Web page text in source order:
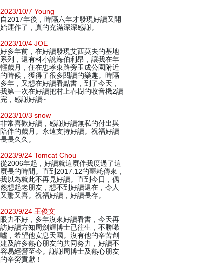
2023/10/7 Young
自2017年後，時隔六年才發現好讀又開
始運作了，真的充滿深深感謝。
2023/10/4 JOE
好多年前，在好讀發現艾西莫夫的基地
系列，還有科小說海伯利昂，讓我在年
輕歲月，住在忠孝東路旁玉成公園附近
的時候，獲得了很多閱讀的樂趣。時隔
多年，又想在好讀看點書，到了今天，
我第一次在好讀把村上春樹的收音機2讀
完，感謝好讀~
2023/10/3 snow
非常喜歡好讀，感謝好讀無私的付出與
陪伴的歲月。永遠支持好讀。祝福好讀
長長久久。
2023/9/24 Tomcat Chou
從2006年起，好讀就這麼伴我度過了這
麼長的時間。直到2017.12的噩耗傳來，
我以為就此不再見好讀。直到今日，偶
然想起老朋友，想不到好讀還在，令人
又驚又喜。祝福好讀，好讀長存。
2023/9/24 王俊文
眼力不好，多年沒來好讀看書，今天再
訪好讀方知周劍輝博士已往生，不勝唏
噓，希望他安息天國。沒有他的辛苦創
建及許多熱心朋友的共同努力，好讀不
容易經營至今。謝謝周博士及熱心朋友
的辛勞貢獻！